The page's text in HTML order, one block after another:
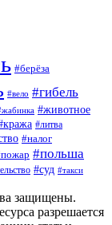
#берёза
#вело #гибель
#животное
#литва
#налог
#польша
#суд #такси
защищены.
разрешается